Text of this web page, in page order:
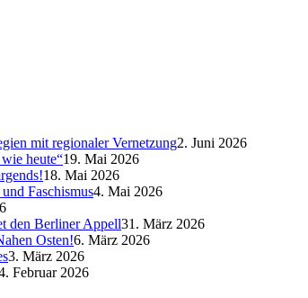
mit regionaler Vernetzung2. Juni 2026
heute“19. Mai 2026
18. Mai 2026
Faschismus4. Mai 2026
den Berliner Appell31. März 2026
Osten!6. März 2026
3. März 2026
Februar 2026